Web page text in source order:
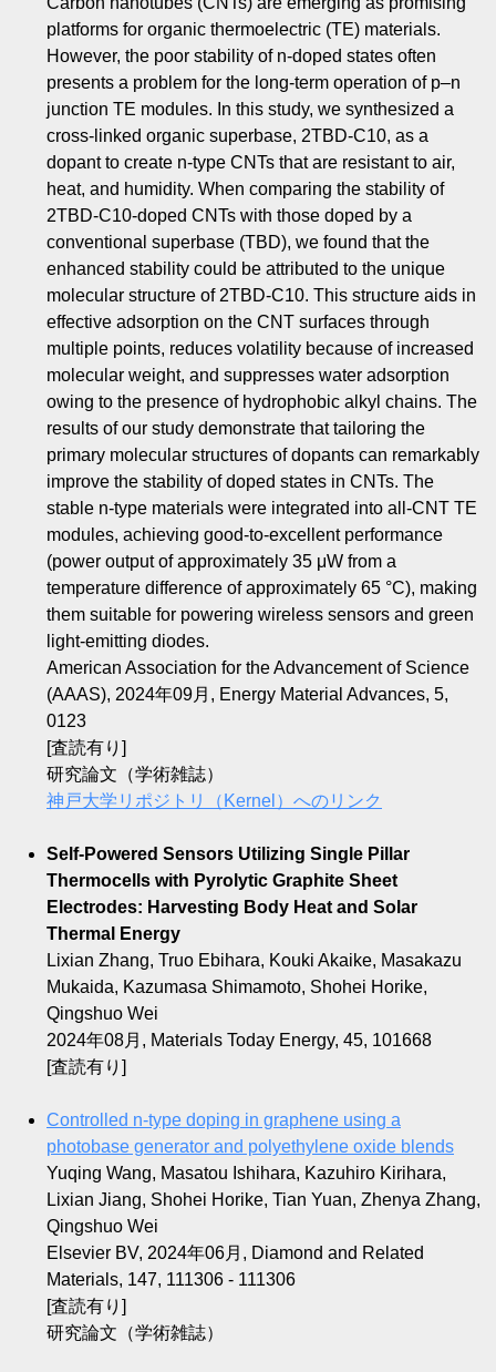
platforms for organic thermoelectric (TE) materials.
However, the poor stability of n-doped states often
presents a problem for the long-term operation of p–n
junction TE modules. In this study, we synthesized a
cross-linked organic superbase, 2TBD-C10, as a
dopant to create n-type CNTs that are resistant to air,
heat, and humidity. When comparing the stability of
2TBD-C10-doped CNTs with those doped by a
conventional superbase (TBD), we found that the
enhanced stability could be attributed to the unique
molecular structure of 2TBD-C10. This structure aids in
effective adsorption on the CNT surfaces through
multiple points, reduces volatility because of increased
molecular weight, and suppresses water adsorption
owing to the presence of hydrophobic alkyl chains. The
results of our study demonstrate that tailoring the
primary molecular structures of dopants can remarkably
improve the stability of doped states in CNTs. The
stable n-type materials were integrated into all-CNT TE
modules, achieving good-to-excellent performance
(power output of approximately 35 μW from a
temperature difference of approximately 65 °C), making
them suitable for powering wireless sensors and green
light-emitting diodes.
American Association for the Advancement of Science
(AAAS), 2024年09月, Energy Material Advances, 5,
0123
[査読有り]
研究論文（学術雑誌）
神戸大学リポジトリ（Kernel）へのリンク
Self-Powered Sensors Utilizing Single Pillar
Thermocells with Pyrolytic Graphite Sheet
Electrodes: Harvesting Body Heat and Solar
Thermal Energy
Lixian Zhang, Truo Ebihara, Kouki Akaike, Masakazu
Mukaida, Kazumasa Shimamoto, Shohei Horike,
Qingshuo Wei
2024年08月, Materials Today Energy, 45, 101668
[査読有り]
Controlled n-type doping in graphene using a
photobase generator and polyethylene oxide blends
Yuqing Wang, Masatou Ishihara, Kazuhiro Kirihara,
Lixian Jiang, Shohei Horike, Tian Yuan, Zhenya Zhang,
Qingshuo Wei
Elsevier BV, 2024年06月, Diamond and Related
Materials, 147, 111306 - 111306
[査読有り]
研究論文（学術雑誌）